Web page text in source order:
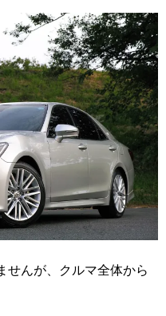
せんが、クルマ全体から